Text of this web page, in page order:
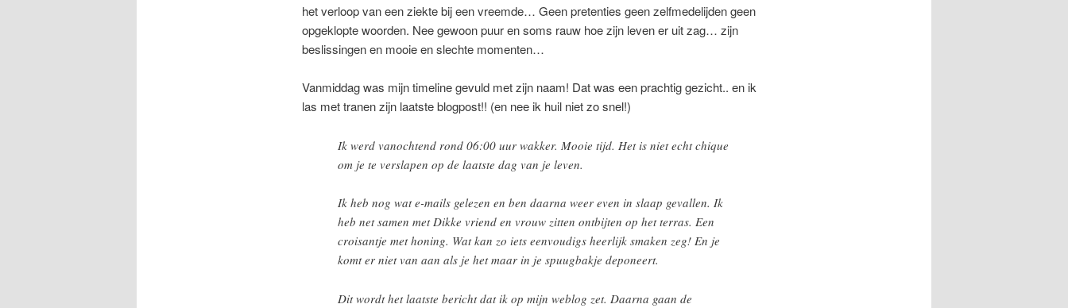
het verloop van een ziekte bij een vreemde… Geen pretenties geen zelfmedelijden geen
opgeklopte woorden. Nee gewoon puur en soms rauw hoe zijn leven er uit zag… zijn
beslissingen en mooie en slechte momenten…
Vanmiddag was mijn timeline gevuld met zijn naam! Dat was een prachtig gezicht.. en ik
las met tranen zijn laatste blogpost!! (en nee ik huil niet zo snel!)
Ik werd vanochtend rond 06:00 uur wakker. Mooie tijd. Het is niet echt chique
om je te verslapen op de laatste dag van je leven.
Ik heb nog wat e-mails gelezen en ben daarna weer even in slaap gevallen. Ik
heb net samen met Dikke vriend en vrouw zitten ontbijten op het terras. Een
croisantje met honing. Wat kan zo iets eenvoudigs heerlijk smaken zeg! En je
komt er niet van aan als je het maar in je spuugbakje deponeert.
Dit wordt het laatste bericht dat ik op mijn weblog zet. Daarna gaan de